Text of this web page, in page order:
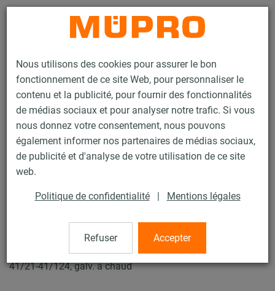
Nous utilisons des cookies pour assurer le bon
fonctionnement de ce site Web, pour personnaliser le
contenu et la publicité, pour fournir des fonctionnalités
de médias sociaux et pour analyser notre trafic. Si vous
nous donnez votre consentement, nous pouvons
également informer nos partenaires de médias sociaux,
de publicité et d'analyse de votre utilisation de ce site
web.
Politique de confidentialité | Mentions légales
Refuser Accepter
Contact
Produits Technique de fixation
Produits galvanisés à chaud
Rails d'installation, galvanisés à chaud
Eclisse
Eclisse
Eclisse MPC/MPR, lourde double, pour Profil 38/40-40/120,
41/21-41/124, galv. à chaud